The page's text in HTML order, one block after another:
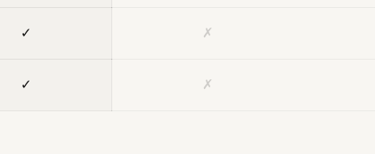
✓ ✗
✓ ✗